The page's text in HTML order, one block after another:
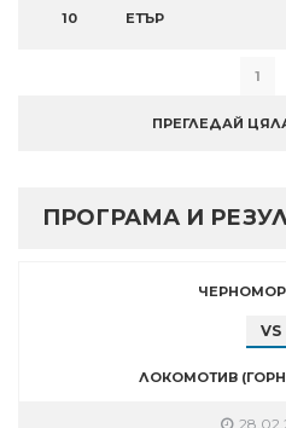
10 ЕТЪР
1
ПРЕГЛЕДАЙ
ПРОГРАМА И
VS
ЛОКОМОТИВ